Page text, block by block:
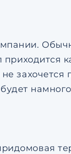
приходится
захочется
намного